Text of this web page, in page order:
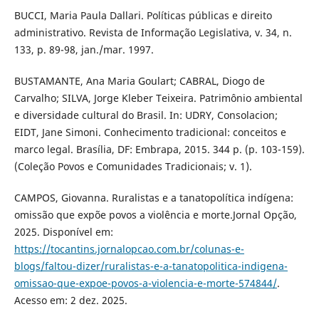
BUCCI, Maria Paula Dallari. Políticas públicas e direito
administrativo. Revista de Informação Legislativa, v. 34, n.
133, p. 89-98, jan./mar. 1997.
BUSTAMANTE, Ana Maria Goulart; CABRAL, Diogo de
Carvalho; SILVA, Jorge Kleber Teixeira. Patrimônio ambiental
e diversidade cultural do Brasil. In: UDRY, Consolacion;
EIDT, Jane Simoni. Conhecimento tradicional: conceitos e
marco legal. Brasília, DF: Embrapa, 2015. 344 p. (p. 103-159).
(Coleção Povos e Comunidades Tradicionais; v. 1).
CAMPOS, Giovanna. Ruralistas e a tanatopolítica indígena:
omissão que expõe povos a violência e morte.Jornal Opção,
2025. Disponível em:
https://tocantins.jornalopcao.com.br/colunas-e-
blogs/faltou-dizer/ruralistas-e-a-tanatopolitica-indigena-
omissao-que-expoe-povos-a-violencia-e-morte-574844/.
Acesso em: 2 dez. 2025.